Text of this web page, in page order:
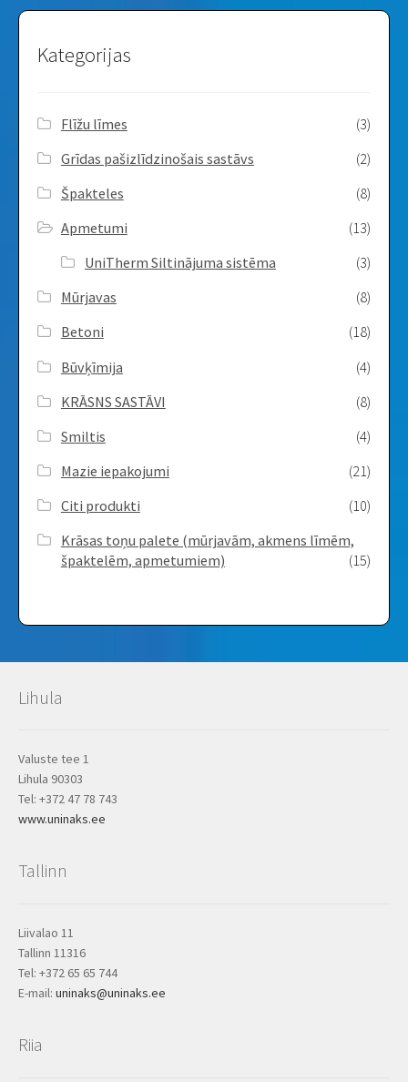
Kategorijas
Flīžu līmes
(3)
Grīdas pašizlīdzinošais sastāvs
(2)
Špakteles
(8)
Apmetumi
(13)
UniTherm Siltinājuma sistēma
(3)
Mūrjavas
(8)
Betoni
(18)
Būvķīmija
(4)
KRĀSNS SASTĀVI
(8)
Smiltis
(4)
Mazie iepakojumi
(21)
Citi produkti
(10)
Krāsas toņu palete (mūrjavām, akmens līmēm,
špaktelēm, apmetumiem)
(15)
Lihula
Valuste tee 1
Lihula 90303
Tel: +372 47 78 743
www.uninaks.ee
Tallinn
Liivalao 11
Tallinn 11316
Tel: +372 65 65 744
E-mail: uninaks@uninaks.ee
Riia